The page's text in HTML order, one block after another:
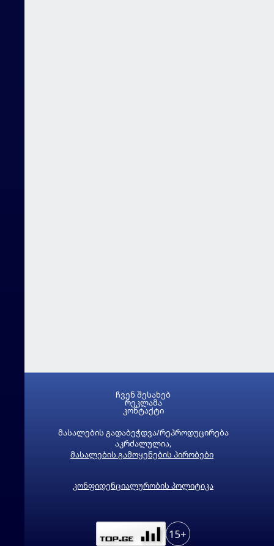
მასალების გადაბეჭდვა/რეპროდუცირება
აკრძალულია,
მასალების გამოყენების პირობები
კონფიდენციალურობის პოლიტიკა
ჩვენ შესახებ
რეკლამა
კონტაქტი